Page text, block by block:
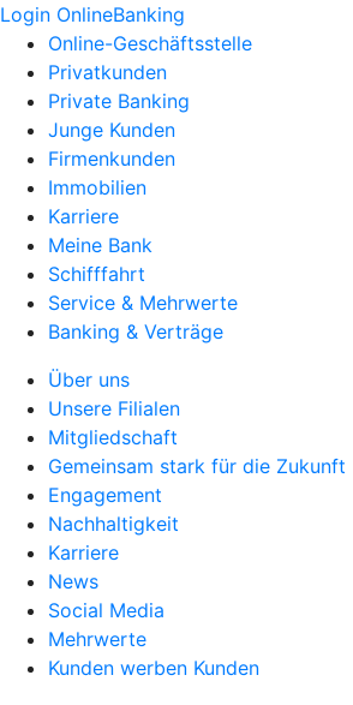
Login OnlineBanking
Online-Geschäftsstelle
Privatkunden
Private Banking
Junge Kunden
Firmenkunden
Immobilien
Karriere
Meine Bank
Schifffahrt
Service & Mehrwerte
Banking & Verträge
Über uns
Unsere Filialen
Mitgliedschaft
Gemeinsam stark für die Zukunft
Engagement
Nachhaltigkeit
Karriere
News
Social Media
Mehrwerte
Kunden werben Kunden